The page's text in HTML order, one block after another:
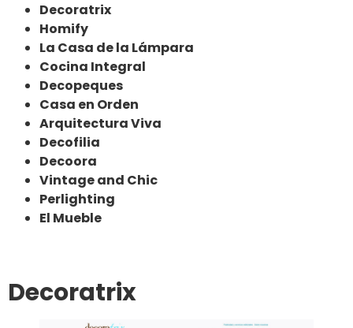
Decoratrix
Homify
La Casa de la Lámpara
Cocina Integral
Decopeques
Casa en Orden
Arquitectura Viva
Decofilia
Decoora
Vintage and Chic
Perlighting
El Mueble
Decoratrix